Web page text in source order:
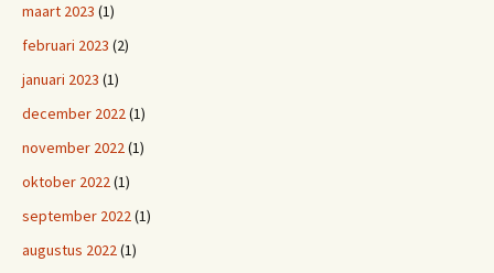
maart 2023 (1)
februari 2023 (2)
januari 2023 (1)
december 2022(1)
november 2022(1)
oktober 2022(1)
september 2022(1)
augustus 2022(1)